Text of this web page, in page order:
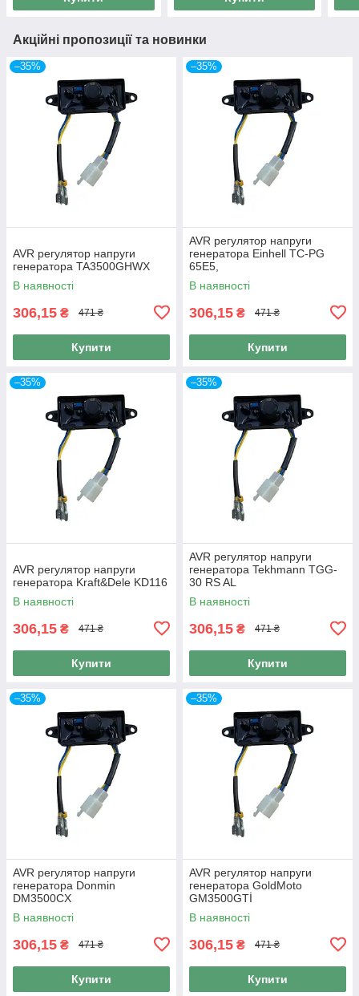
Акційні пропозиції та новинки
–35%
AVR регулятор напруги
генератора TA3500GHWX
В наявності
306,15 ₴ 471 ₴
Купити
–35%
AVR регулятор напруги
генератора Einhell TC-PG
65E5,
В наявності
306,15 ₴ 471 ₴
Купити
–35%
AVR регулятор напруги
генератора Kraft&Dele KD116
В наявності
306,15 ₴ 471 ₴
Купити
–35%
AVR регулятор напруги
генератора Tekhmann TGG-
30 RS AL
В наявності
306,15 ₴ 471 ₴
Купити
–35%
AVR регулятор напруги
генератора Donmin
DM3500CX
В наявності
306,15 ₴ 471 ₴
Купити
–35%
AVR регулятор напруги
генератора GoldMoto
GM3500GTİ
В наявності
306,15 ₴ 471 ₴
Купити